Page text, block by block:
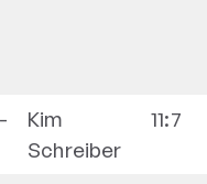
Kim
Schreiber
11:7